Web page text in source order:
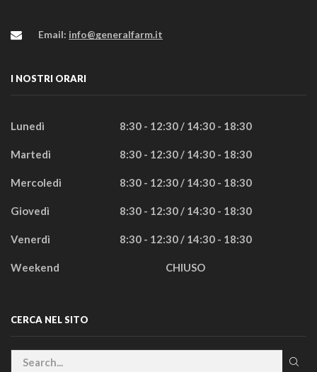
Email: info@generalfarm.it
I NOSTRI ORARI
Lunedì 8:30 - 12:30 / 14:30 - 18:30
Martedì 8:30 - 12:30 / 14:30 - 18:30
Mercoledì 8:30 - 12:30 / 14:30 - 18:30
Giovedì 8:30 - 12:30 / 14:30 - 18:30
Venerdì 8:30 - 12:30 / 14:30 - 18:30
Weekend CHIUSO
CERCA NEL SITO